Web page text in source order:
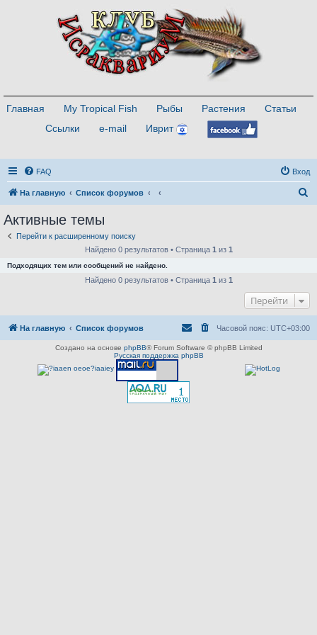
Главная My Tropical Fish Рыбы Растения
Статьи
Ссылки
e-mail Иврит
FAQ Вход
На главную Список форумов
Активные темы
Перейти к расширенному поиску
Найдено 0 результатов • Страница 1 из 1
Подходящих тем или сообщений не найдено.
Найдено 0 результатов • Страница 1 из 1
Перейти
На главную Список форумов Часовой пояс: UTC+03:00
Создано на основе phpBB® Forum Software © phpBB Limited
Русская поддержка phpBB